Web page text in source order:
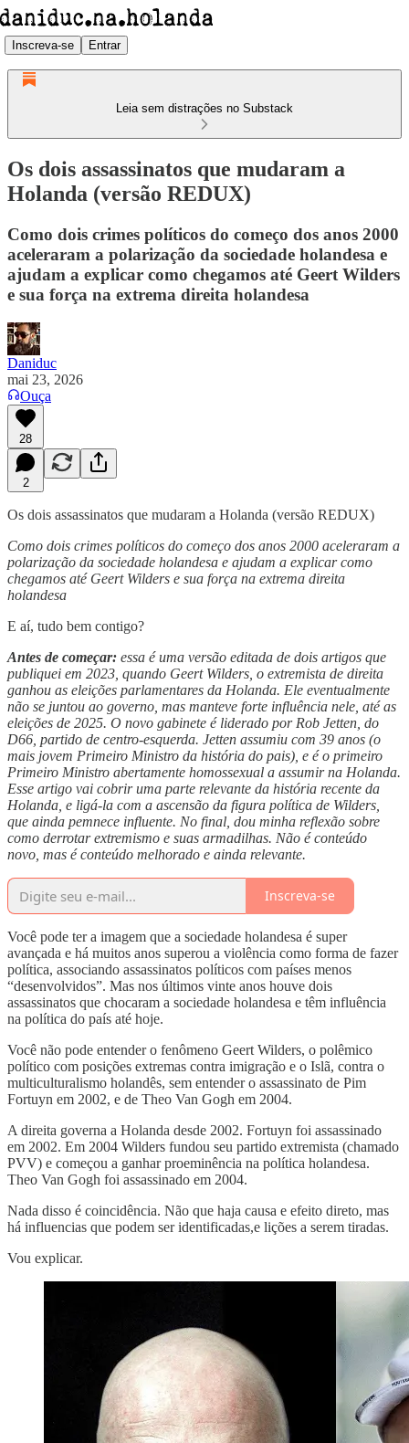
Inscreva-se Entrar
Leia sem distrações no Substack
Os dois assassinatos que mudaram a
Holanda (versão REDUX)
Como dois crimes políticos do começo dos anos 2000
aceleraram a polarização da sociedade holandesa e
ajudam a explicar como chegamos até Geert Wilders
e sua força na extrema direita holandesa
Daniduc
mai 23, 2026
Ouça
28
2
Os dois assassinatos que mudaram a Holanda (versão REDUX)
Como dois crimes políticos do começo dos anos 2000 aceleraram a
polarização da sociedade holandesa e ajudam a explicar como
chegamos até Geert Wilders e sua força na extrema direita
holandesa
E aí, tudo bem contigo?
Antes de começar: essa é uma versão editada de dois artigos que
publiquei em 2023, quando Geert Wilders, o extremista de direita
ganhou as eleições parlamentares da Holanda. Ele eventualmente
não se juntou ao governo, mas manteve forte influência nele, até as
eleições de 2025. O novo gabinete é liderado por Rob Jetten, do
D66, partido de centro-esquerda. Jetten assumiu com 39 anos (o
mais jovem Primeiro Ministro da história do pais), e é o primeiro
Primeiro Ministro abertamente homossexual a assumir na Holanda.
Esse artigo vai cobrir uma parte relevante da história recente da
Holanda, e ligá-la com a ascensão da figura política de Wilders,
que ainda pemnece influente. No final, dou minha reflexão sobre
como derrotar extremismo e suas armadilhas. Não é conteúdo
novo, mas é conteúdo melhorado e ainda relevante.
Inscreva-se
Você pode ter a imagem que a sociedade holandesa é super
avançada e há muitos anos superou a violência como forma de fazer
política, associando assassinatos políticos com países menos
“desenvolvidos”. Mas nos últimos vinte anos houve dois
assassinatos que chocaram a sociedade holandesa e têm influência
na política do país até hoje.
Você não pode entender o fenômeno Geert Wilders, o polêmico
político com posições extremas contra imigração e o Islã, contra o
multiculturalismo holandês, sem entender o assassinato de Pim
Fortuyn em 2002, e de Theo Van Gogh em 2004.
A direita governa a Holanda desde 2002. Fortuyn foi assassinado
em 2002. Em 2004 Wilders fundou seu partido extremista (chamado
PVV) e começou a ganhar proeminência na política holandesa.
Theo Van Gogh foi assassinado em 2004.
Nada disso é coincidência. Não que haja causa e efeito direto, mas
há influencias que podem ser identificadas,e lições a serem tiradas.
Vou explicar.